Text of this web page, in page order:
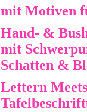
mit Motiven
Hand- &
mit
Schatten &
Lettern